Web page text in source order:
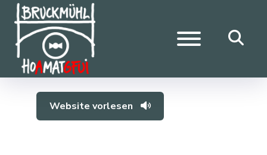
Website vorlesen